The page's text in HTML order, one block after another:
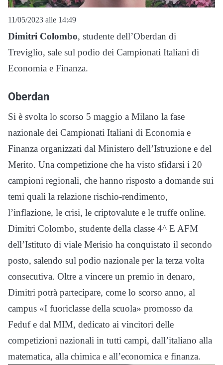
11/05/2023 alle 14:49
Dimitri Colombo, studente dell’Oberdan di
Treviglio, sale sul podio dei Campionati Italiani di
Economia e Finanza.
Oberdan
Si è svolta lo scorso 5 maggio a Milano la fase
nazionale dei Campionati Italiani di Economia e
Finanza organizzati dal Ministero dell’Istruzione e del
Merito. Una competizione che ha visto sfidarsi i 20
campioni regionali, che hanno risposto a domande sui
temi quali la relazione rischio-rendimento,
l’inflazione, le crisi, le criptovalute e le truffe online.
Dimitri Colombo, studente della classe 4^ E AFM
dell’Istituto di viale Merisio ha conquistato il secondo
posto, salendo sul podio nazionale per la terza volta
consecutiva. Oltre a vincere un premio in denaro,
Dimitri potrà partecipare, come lo scorso anno, al
campus «I fuoriclasse della scuola» promosso da
Feduf e dal MIM, dedicato ai vincitori delle
competizioni nazionali in tutti campi, dall’italiano alla
matematica, alla chimica e all’economica e finanza.